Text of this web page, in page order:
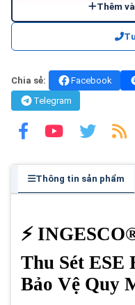
Thêm
Chia sẻ: Facebook
Telegram
Thông tin sản phẩm
⚡
Thu Sét ESE
Bảo Vệ Quy